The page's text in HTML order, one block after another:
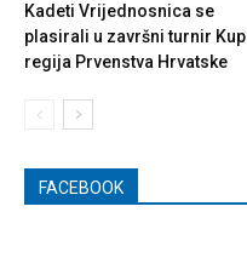
Kadeti Vrijednosnica se
plasirali u završni turnir Kup
regija Prvenstva Hrvatske
FACEBOOK